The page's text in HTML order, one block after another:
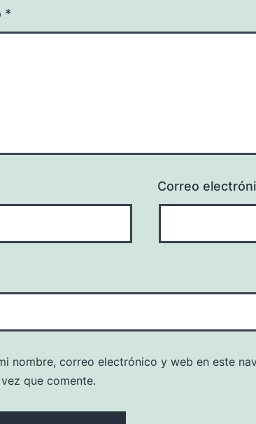
*
Correo
nombre, correo electrónico y web en este
que comente.